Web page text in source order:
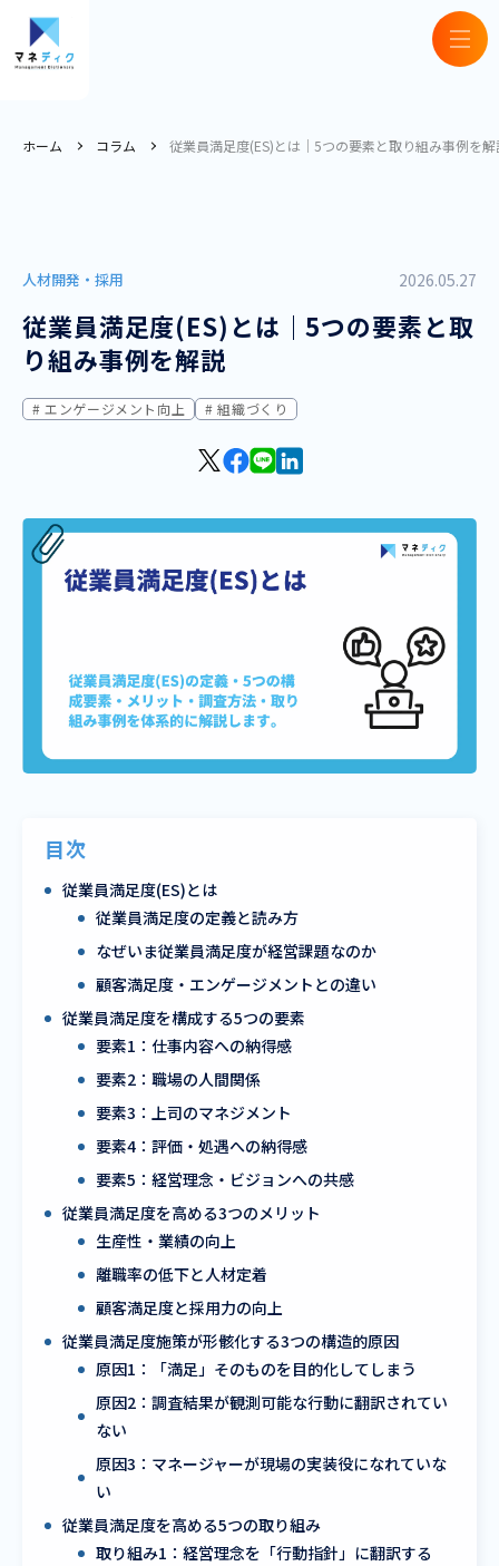
ホーム コラム 従業員満足度(ES)とは｜5つの要素と取り組み事例を解
人材開発・採用 2026.05.27
従業員満足度(ES)とは｜5つの要素と取
り組み事例を解説
エンゲージメント向上 組織づくり
目次
従業員満足度(ES)とは
従業員満足度の定義と読み方
なぜいま従業員満足度が経営課題なのか
顧客満足度・エンゲージメントとの違い
従業員満足度を構成する5つの要素
要素1：仕事内容への納得感
要素2：職場の人間関係
要素3：上司のマネジメント
要素4：評価・処遇への納得感
要素5：経営理念・ビジョンへの共感
従業員満足度を高める3つのメリット
生産性・業績の向上
離職率の低下と人材定着
顧客満足度と採用力の向上
従業員満足度施策が形骸化する3つの構造的原因
原因1：「満足」そのものを目的化してしまう
原因2：調査結果が観測可能な行動に翻訳されてい
ない
原因3：マネージャーが現場の実装役になれていな
い
従業員満足度を高める5つの取り組み
取り組み1：経営理念を「行動指針」に翻訳する